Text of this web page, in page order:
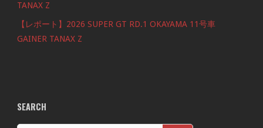
TANAX Z
【レポート】2026 SUPER GT RD.1 OKAYAMA 11号車
GAINER TANAX Z
SEARCH